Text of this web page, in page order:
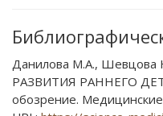
Данилова М.А.,
РАЗВИТИЯ РАННЕГО
обозрение.